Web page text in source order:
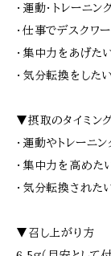
・運動・トレーニ
・仕事でデスクワ
・集中力をあげた
・気分転換をした
▼摂取のタイミン
・運動やトレーニ
・集中力を高めた
・気分転換された
▼召し上がり方